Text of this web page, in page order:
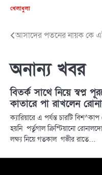
খেলাধুলা
Post
আসাদের পতনের নায়ক কে
অনান্য খবর
বিতর্ক সাথে নিয়ে স্বপ্ন
কাতারে পা রাখলেন
ক্যারিয়ারে এ পর্যন্ত চারটি
হয়নি পর্তুগাল ক্রিস্টিয়ানো
লক্ষ্য নিয়ে গতকাল গভীর রাতে…